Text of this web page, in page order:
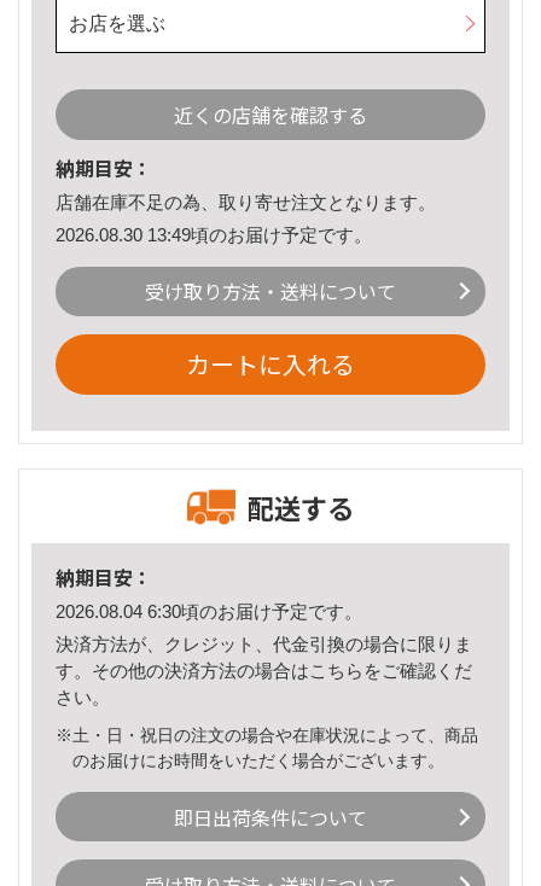
お店を選ぶ
近くの店舗を確認する
納期目安：
店舗在庫不足の為、取り寄せ注文となります。
2026.08.30 13:49頃のお届け予定です。
受け取り方法・送料について
カートに入れる
配送する
納期目安：
2026.08.04 6:30頃のお届け予定です。
決済方法が、クレジット、代金引換の場合に限りま
す。その他の決済方法の場合はこちら をご確認くだ
さい。
※土・日・祝日の注文の場合や在庫状況によって、商品
のお届けにお時間をいただく場合がございます。
即日出荷条件について